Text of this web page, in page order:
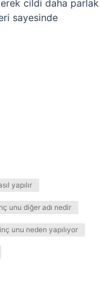
cildi daha parlak
sayesinde
yapılır
unu diğer adı nedir
unu neden yapılıyor